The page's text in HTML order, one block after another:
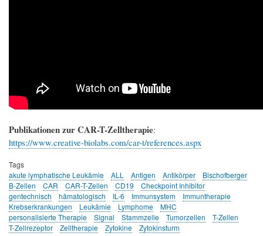
Publikationen zur CAR-T-Zelltherapie:
https://www.creative-biolabs.com/car-t/references.aspx
Tags
akute lymphatische Leukämie
ALL Antigen Antikörper
Bischofberger
B-Zellen
CAR CAR-T-Zellen CD19
Checkpoint Inhibitor
gentechnisch
hämatologisch IL-6 Immunsystem
Immuntherapie
Krebserkrankungen
Leukämie Lymphome
MHC
personalisierte Therapie
Signal Stammzelle Tumorzellen
T-Zellen
T-Zellrezeptor
Zelltherapie Zytokine Zytokinsturm